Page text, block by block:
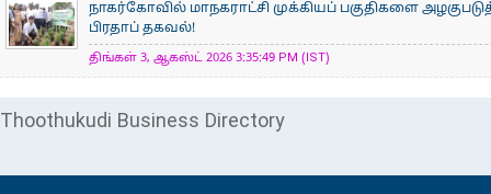
நாகர்கோவில் மாநகராட்சி முக்கியப் பகுதிகளை
பிரதாப் தகவல்!
திங்கள் 3, ஆகஸ்ட் 2026 3:35:49 PM (IST)
Thoothukudi Business Directory